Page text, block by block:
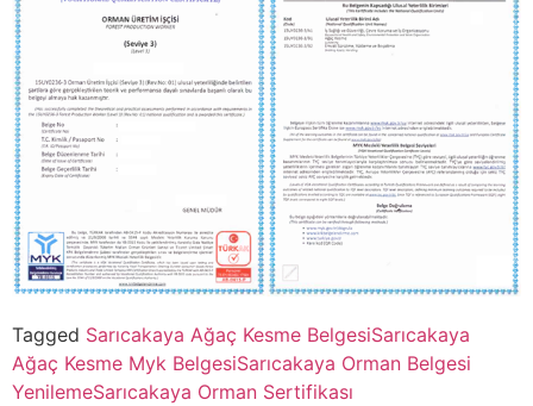
Tagged Sarıcakaya Ağaç Kesme BelgesiSarıcakaya
Ağaç Kesme Myk BelgesiSarıcakaya Orman Belgesi
YenilemeSarıcakaya Orman Sertifikası